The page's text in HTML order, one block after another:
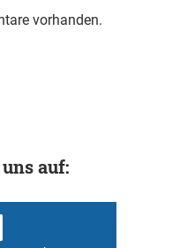
vorhanden.
auf: